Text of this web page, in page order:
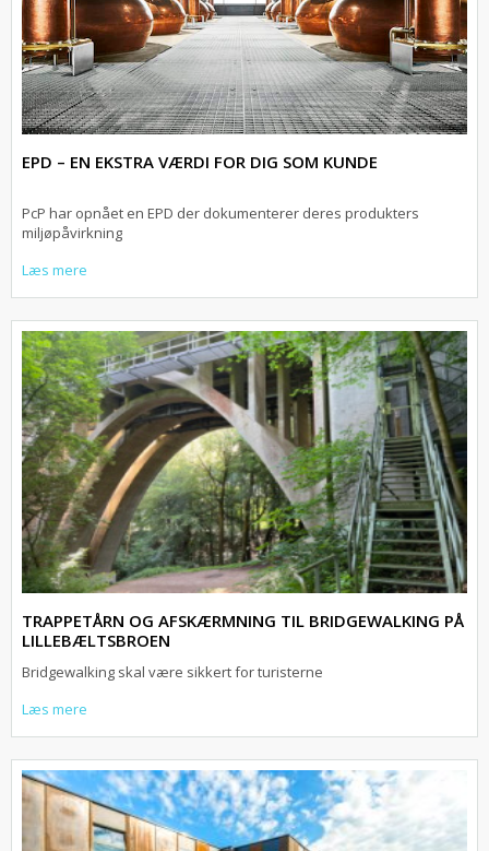
EPD – EN EKSTRA VÆRDI FOR DIG SOM KUNDE
PcP har opnået en EPD der dokumenterer deres produkters
miljøpåvirkning
Læs mere
TRAPPETÅRN OG AFSKÆRMNING TIL BRIDGEWALKING PÅ
LILLEBÆLTSBROEN
Bridgewalking skal være sikkert for turisterne
Læs mere